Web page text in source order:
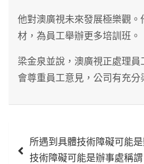
他對澳廣視未來發展極樂觀
材，為員工舉辦更多培訓班。
梁金泉並說，澳廣視正處理員
會尊重員工意見，公司有充分
章
所遇到具體技術障礙可能
技術障礙可能是辦事處稱謂